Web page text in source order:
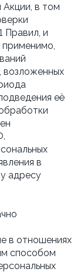
Акции, в том
Правил, и
применимо,
возложенных
её
в
адресу
в отношениях
способом